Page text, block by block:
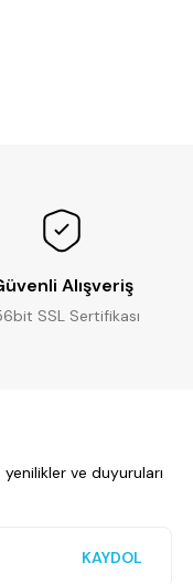
Alışveriş
SSL Sertifikası
ve duyuruları
KAYDOL